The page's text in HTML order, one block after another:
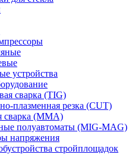
устройства
сварка (TIG)
плазменная резка (CUT)
сварка (ММА)
полуавтоматы (MIG-MAG)
напряжения
стройплощадок